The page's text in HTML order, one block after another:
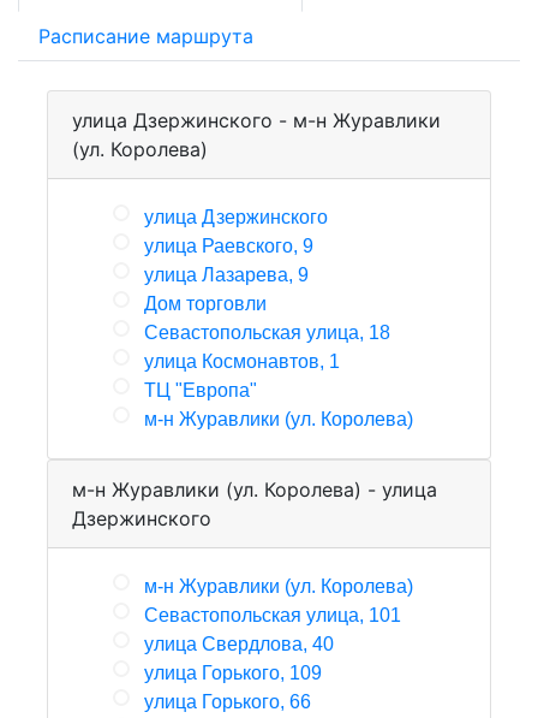
Расписание маршрута
улица Дзержинского - м-н Журавлики
(ул. Королева)
улица Дзержинского
улица Раевского, 9
улица Лазарева, 9
Дом торговли
Севастопольская улица, 18
улица Космонавтов, 1
ТЦ "Европа"
м-н Журавлики (ул. Королева)
м-н Журавлики (ул. Королева) - улица
Дзержинского
м-н Журавлики (ул. Королева)
Севастопольская улица, 101
улица Свердлова, 40
улица Горького, 109
улица Горького, 66